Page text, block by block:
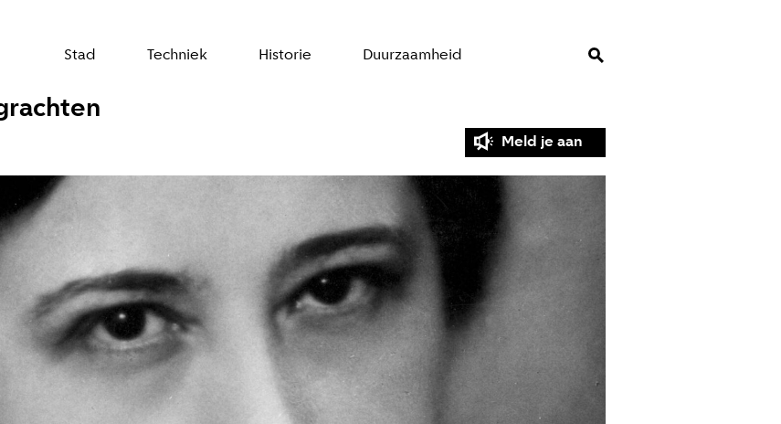
Stad Techniek Historie Duurzaamheid
Meld je aan